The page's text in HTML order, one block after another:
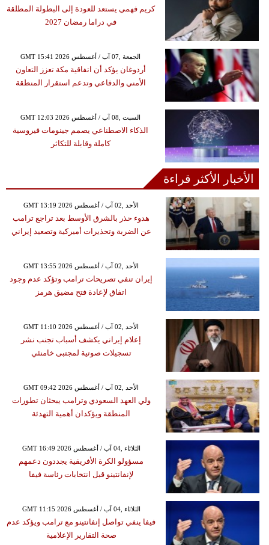
كريم فهمي يستعد للعودة إلى البطولة المطلقة
في دراما رمضان 2027
GMT 15:41 2026 الجمعة ,07 آب / أغسطس
أردوغان يؤكد أن اتفاقية مكة تعزز التعاون
الأمني والدفاعي وتدعم استقرار المنطقة
GMT 12:03 2026 السبت ,08 آب / أغسطس
الذكاء الاصطناعي يصمم جينومات فيروسية
كاملة وقابلة للتكاثر
الأخبار الأكثر قراءة
GMT 13:19 2026 الأحد ,02 آب / أغسطس
هدوء حذر بالشرق الأوسط بعد تراجع ترامب
عن الضربة وتحذيرات أميركية وتصعيد إيراني
GMT 13:55 2026 الأحد ,02 آب / أغسطس
إيران تنفي تصريحات ترامب وتؤكد عدم وجود
اتفاق لإعادة فتح مضيق هرمز
GMT 11:10 2026 الأحد ,02 آب / أغسطس
إعلام إيراني يكشف أسباب تجنب نشر
تسجيلات صوتية لمجتبى خامنئي
GMT 09:42 2026 الأحد ,02 آب / أغسطس
ولي العهد السعودي وترامب يبحثان تطورات
المنطقة ويؤكدان أهمية التهدئة
GMT 16:49 2026 الثلاثاء ,04 آب / أغسطس
مسؤولو الكرة الأفريقية يجددون دعمهم
لإنفانتينو قبل انتخابات رئاسة فيفا
GMT 11:15 2026 الثلاثاء ,04 آب / أغسطس
فيفا ينفي تواصل إنفانتينو مع ترامب ويؤكد عدم
صحة التقارير الإعلامية